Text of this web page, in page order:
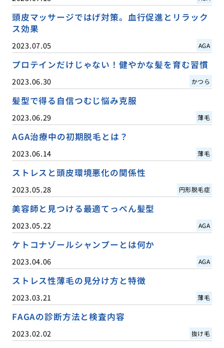
頭皮マッサージではげ対策。血行促進とリラック
ス効果
2023.07.05 AGA
プロテインだけじゃない！健やかな髪を育む習慣
2023.06.30 かつら
髪型で得る自信つむじ悩み克服
2023.06.29 薄毛
AGA治療中の初期脱毛とは？
2023.06.14 薄毛
ストレスと頭皮環境悪化の関係性
2023.05.28 円形脱毛症
美容師と見つける最適てっぺん髪型
2023.05.22 AGA
ケトコナゾールシャンプーとは何か
2023.04.06 AGA
ストレス性薄毛の見分け方と特徴
2023.03.21 薄毛
FAGAの診断方法と検査内容
2023.02.02 抜け毛